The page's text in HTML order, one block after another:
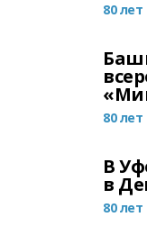
80
80
В
в
80